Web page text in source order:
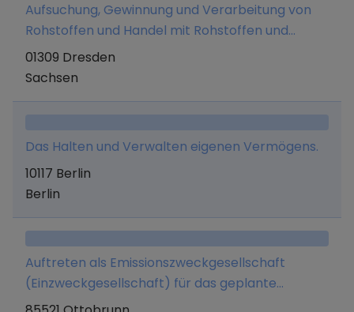
Aufsuchung, Gewinnung und Verarbeitung von
Rohstoffen und Handel mit Rohstoffen und
daraus entstehenden Erzeugnissen sowie
Edelmetallhandel; Erwerb, Halten und Verwalten
Grundstücken und Immobilien sowie deren
Vermietung; Erbringung von Dienstleistungen, die
direkt oder indirekt mit dem Kauf, Verkauf oder
Beteiligung von Rechtsträgern im
Wirtschaftsleben zusammenhängen.
01309 Dresden
Sachsen
Das Halten und Verwalten eigenen Vermögens.
10117 Berlin
Berlin
Auftreten als Emissionszweckgesellschaft
(Einzweckgesellschaft) für das geplante
erneuerbare Energien Portfolio, die